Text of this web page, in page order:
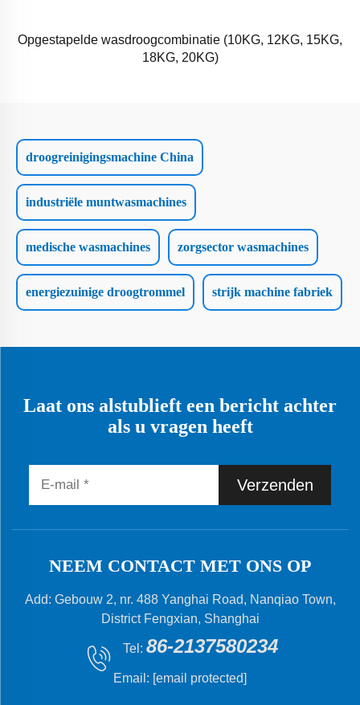
Opgestapelde wasdroogcombinatie (10KG, 12KG, 15KG,
18KG, 20KG)
droogreinigingsmachine China
industriële muntwasmachines
medische wasmachines zorgsector wasmachines
energiezuinige droogtrommel strijk machine fabriek
Laat ons alstublieft een bericht achter
als u vragen heeft
Verzenden
NEEM CONTACT MET ONS OP
Add: Gebouw 2, nr. 488 Yanghai Road, Nanqiao Town,
District Fengxian, Shanghai
Tel: 86-2137580234
Email: [email protected]